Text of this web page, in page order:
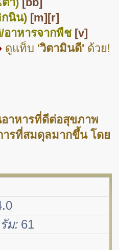
กนิน) [m] [r]
อาหารจากพืช [v]
ดูแท็บ 'วิตามินดี' ด้วย!
อาหารที่ดีต่อสุขภาพ
รที่สมดุลมากขึ้น โดย
ม 61